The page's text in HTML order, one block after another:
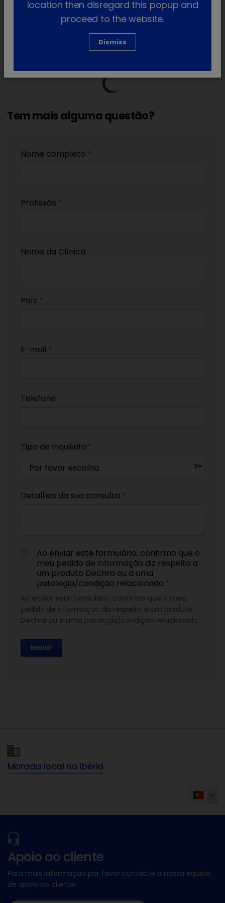
Tem mais alguma questão?
Nome completo *
Profissão *
Nome da Clínica
País *
E-mail *
Telefone
Tipo de Inquérito*
Detalhes da sua consulta *
Ao enviar este formulário, confirmo que o
meu pedido de informação diz respeito a
um produto Dechra ou a uma
patologia/condição relacionada *
Ao enviar este formulário, confirmo que o meu
pedido de informação diz respeito a um produto
Dechra ou a uma patologia/condição relacionada.
Enviar
Morada local na Ibéria
Apoio ao cliente
Para mais informação por favor contacte a nossa equipa
de apoio ao cliente
location then disregard this popup and
proceed to the website.
Dismiss